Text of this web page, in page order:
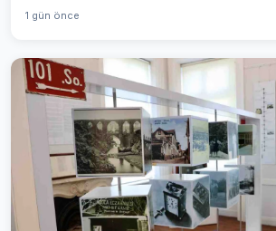
1 gün önce